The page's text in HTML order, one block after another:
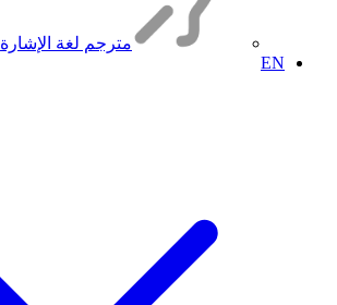
مترجم لغة الإشارة
EN